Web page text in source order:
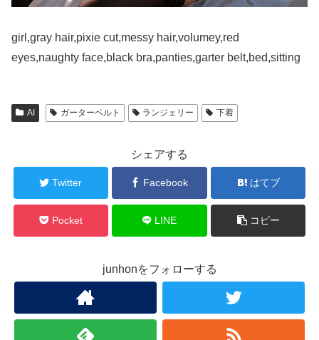
girl,gray hair,pixie cut,messy hair,volumey,red
eyes,naughty face,black bra,panties,garter belt,bed,sitting
AI ガーターベルト ランジェリー 下着
シェアする
Twitter Facebook はてブ
Pocket LINE コピー
junhonをフォローする